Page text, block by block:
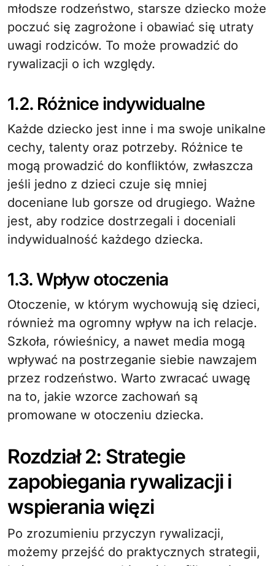
młodsze rodzeństwo, starsze dziecko może
poczuć się zagrożone i obawiać się utraty
uwagi rodziców. To może prowadzić do
rywalizacji o ich względy.
1.2. Różnice indywidualne
Każde dziecko jest inne i ma swoje unikalne
cechy, talenty oraz potrzeby. Różnice te
mogą prowadzić do konfliktów, zwłaszcza
jeśli jedno z dzieci czuje się mniej
doceniane lub gorsze od drugiego. Ważne
jest, aby rodzice dostrzegali i doceniali
indywidualność każdego dziecka.
1.3. Wpływ otoczenia
Otoczenie, w którym wychowują się dzieci,
również ma ogromny wpływ na ich relacje.
Szkoła, rówieśnicy, a nawet media mogą
wpływać na postrzeganie siebie nawzajem
przez rodzeństwo. Warto zwracać uwagę
na to, jakie wzorce zachowań są
promowane w otoczeniu dziecka.
Rozdział 2: Strategie
zapobiegania rywalizacji i
wspierania więzi
Po zrozumieniu przyczyn rywalizacji,
możemy przejść do praktycznych strategii,